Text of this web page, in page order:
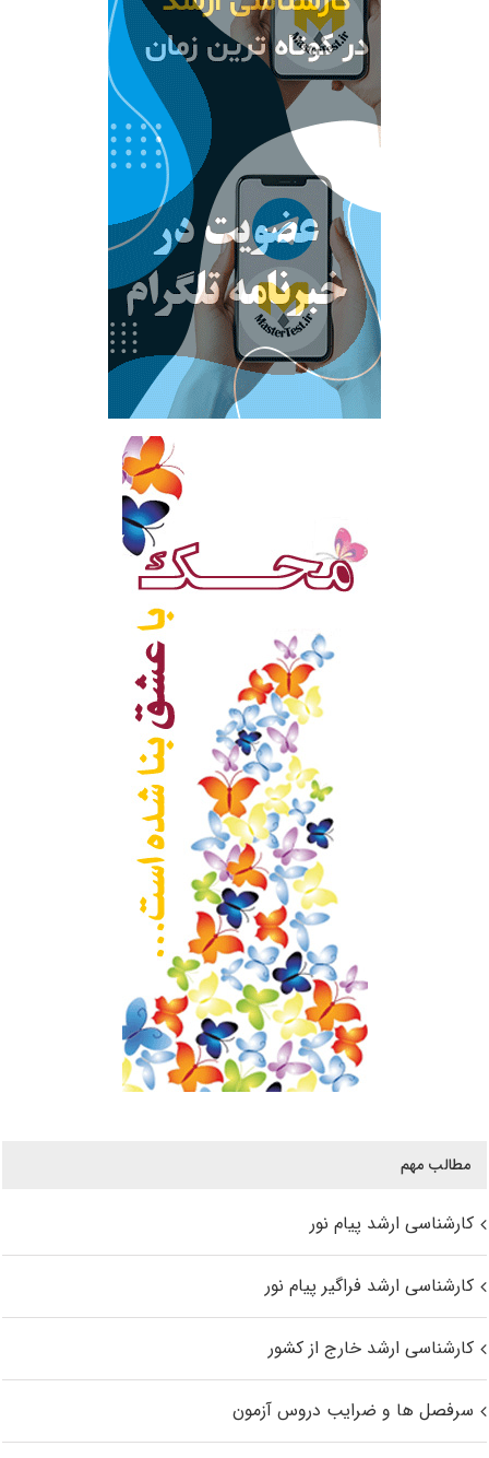
مطالب مهم
کارشناسی ارشد پیام نور
کارشناسی ارشد فراگیر پیام نور
کارشناسی ارشد خارج از کشور
سرفصل ها و ضرایب دروس آزمون